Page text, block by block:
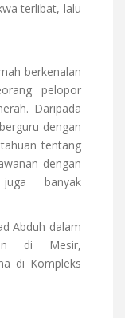
terlibat, lalu
berkenalan
pelopor
Daripada
dengan
tentang
dengan
banyak
Abduh dalam
di Mesir,
di Kompleks